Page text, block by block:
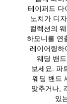
테이퍼드 다
노치가 디
컬렉션의
하모니를 연
레이어링하
웨딩 밴
보세요. 파
웨딩 밴드
맞추거나,
있